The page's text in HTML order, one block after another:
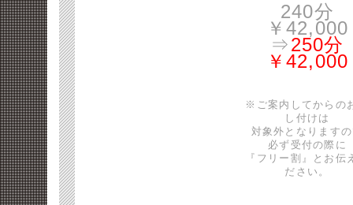
240分
￥42,000
⇒250分
￥42,000
※ご案内してからの
し付けは
対象外となります
必ず受付の際に
『フリー割』とお伝
ださい。